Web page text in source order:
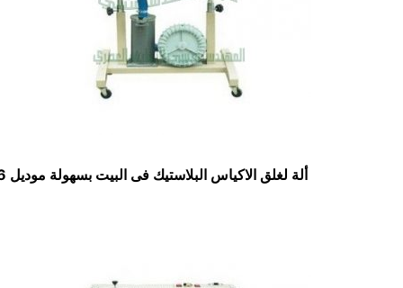
ألة لغلق الاكياس البلاستيك فى البيت بسهولة موديل 306 ماركة مهندس منــسي